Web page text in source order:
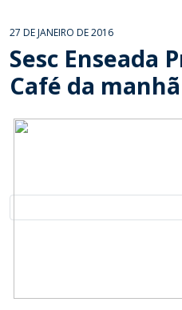
27 DE JANEIRO DE 2016
Sesc Enseada
Café da manhã